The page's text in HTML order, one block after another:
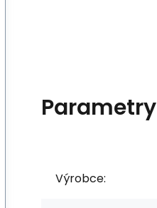
Parametry
Výrobce: